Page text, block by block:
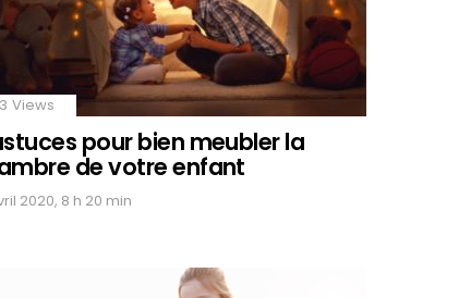
Views
pour bien meubler la
de votre enfant
2020, 8 h 20 min